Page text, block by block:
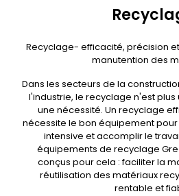
Recyclage- efficacité, précision
manutention des
Dans les secteurs de la
l'industrie, le recyclage n'est plus
une nécessité. Un recyclage
nécessite le bon équipement
intensive et accomplir le
équipements de recyclage
conçus pour cela : faciliter la
réutilisation des matériaux
rentable et